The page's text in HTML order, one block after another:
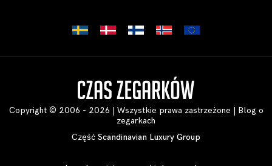
Copyright © 2006 - 2026 | Wszystkie prawa zastrzeżone | Blog o
zegarkach
Część Scandinavian Luxury Group